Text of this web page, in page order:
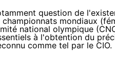
question de
mondiaux
national olympique
à l'obtention du
comme tel par le CIO.